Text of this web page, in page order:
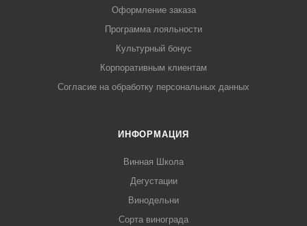
Оформление заказа
Программа лояльности
Культурный бонус
Корпоративным клиентам
Согласие на обработку персональных данных
ИНФОРМАЦИЯ
Винная Школа
Дегустации
Винодельни
Сорта винограда